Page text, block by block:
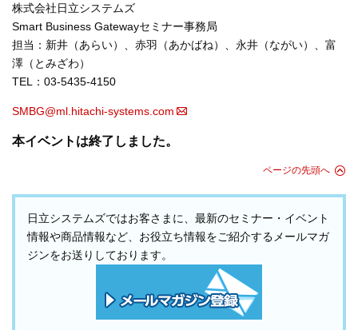
株式会社日立システムズ
Smart Business Gatewayセミナー事務局
担当：新井（あらい）、赤羽（あかばね）、永井（ながい）、富
澤（とみざわ）
TEL：03-5435-4150
SMBG@ml.hitachi-systems.com
本イベントは終了しました。
ページの先頭へ
日立システムズではお客さまに、最新のセミナー・イベント
情報や商品情報など、お役立ち情報をご紹介するメールマガ
ジンをお送りしております。